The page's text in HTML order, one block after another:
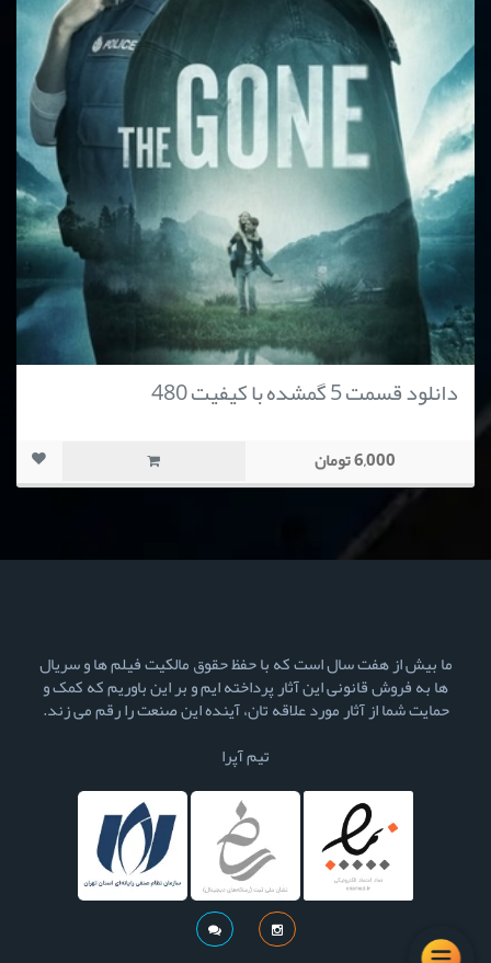
دانلود قسمت 5 گمشده با کیفیت 480
6,000 تومان
ما بیش از هفت سال است که با حفظ حقوق مالکیت فیلم ها و سریال
ها به فروش قانونی این آثار پرداخته ایم و بر این باوریم که کمک و
حمایت شما از آثار مورد علاقه تان، آینده این صنعت را رقم می زند.
تیم آپرا